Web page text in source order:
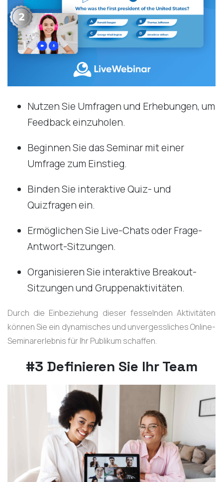
Nutzen Sie Umfragen und Erhebungen, um
Feedback einzuholen.
Beginnen Sie das Seminar mit einer
Umfrage zum Einstieg.
Binden Sie interaktive Quiz- und
Quizfragen ein.
Ermöglichen Sie Live-Chats oder Frage-
Antwort-Sitzungen.
Organisieren Sie interaktive Breakout-
Sitzungen und Gruppenaktivitäten.
Durch die Einbeziehung dieser fesselnden Aktivitäten
können Sie ein dynamisches und unvergessliches Online-
Seminarerlebnis für Ihr Publikum schaffen.
#3 Definieren Sie Ihr Team